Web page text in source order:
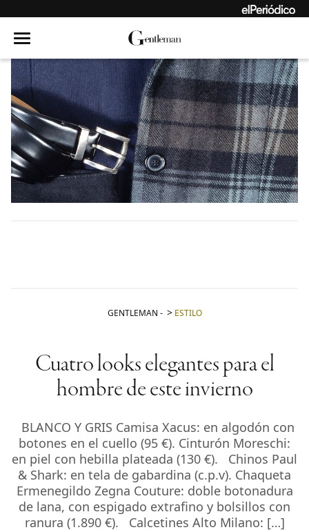
GENTLEMAN - ESTILO
Cuatro looks elegantes para el
hombre de este invierno
BLANCO Y GRIS Camisa Xacus: en algodón con
botones en el cuello (95 €). Cinturón Moreschi:
en piel con hebilla plateada (130 €). Chinos Paul
& Shark: en tela de gabardina (c.p.v). Chaqueta
Ermenegildo Zegna Couture: doble botonadura
de lana, con espigado extrafino y bolsillos con
ranura (1.890 €). Calcetines Alto Milano: […]